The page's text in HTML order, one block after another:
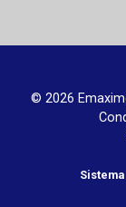
© 2026